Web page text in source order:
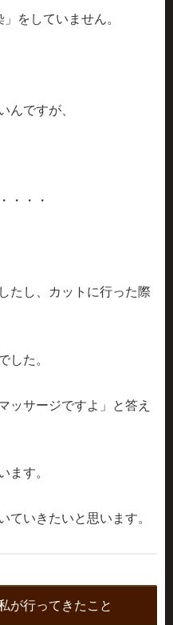
をしていません。
んですが、
・・・
たし
、カットに行った際
した。
ッサージですよ」と答え
ます。
ていきたいと思います。
が行ってきたこと